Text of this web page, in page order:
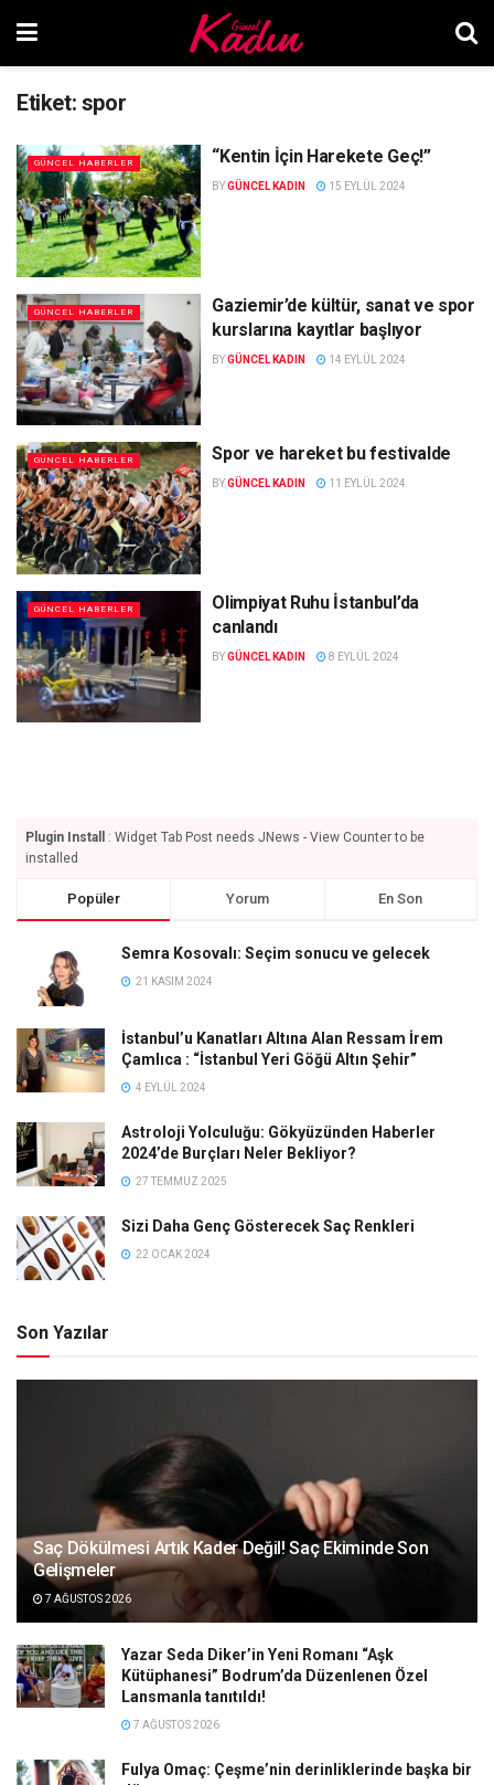
Etiket: spor
GÜNCEL HABERLER “Kentin İçin Harekete Geç!”
BYGÜNCEL KADIN 15 EYLÜL 2024
GÜNCEL HABERLER
Gaziemir’de kültür, sanat ve spor
kurslarına kayıtlar başlıyor
BYGÜNCEL KADIN 14 EYLÜL 2024
GÜNCEL HABERLER Spor ve hareket bu festivalde
BYGÜNCEL KADIN 11 EYLÜL 2024
GÜNCEL HABERLER
Olimpiyat Ruhu İstanbul’da
canlandı
BYGÜNCEL KADIN 8 EYLÜL 2024
Plugin Install
: Widget Tab Post needs JNews - View Counter to be
installed
Popüler Yorum En Son
Semra Kosovalı: Seçim sonucu ve gelecek
21 KASIM 2024
İstanbul’u Kanatları Altına Alan Ressam İrem
Çamlıca : “İstanbul Yeri Göğü Altın Şehir”
4 EYLÜL 2024
Astroloji Yolculuğu: Gökyüzünden Haberler
2024’de Burçları Neler Bekliyor?
27 TEMMUZ 2025
Sizi Daha Genç Gösterecek Saç Renkleri
22 OCAK 2024
Son Yazılar
Saç Dökülmesi Artık Kader Değil! Saç Ekiminde Son
Gelişmeler
7 AĞUSTOS 2026
Yazar Seda Diker’in Yeni Romanı “Aşk
Kütüphanesi” Bodrum’da Düzenlenen Özel
Lansmanla tanıtıldı!
7 AĞUSTOS 2026
Fulya Omaç: Çeşme’nin derinliklerinde başka bir